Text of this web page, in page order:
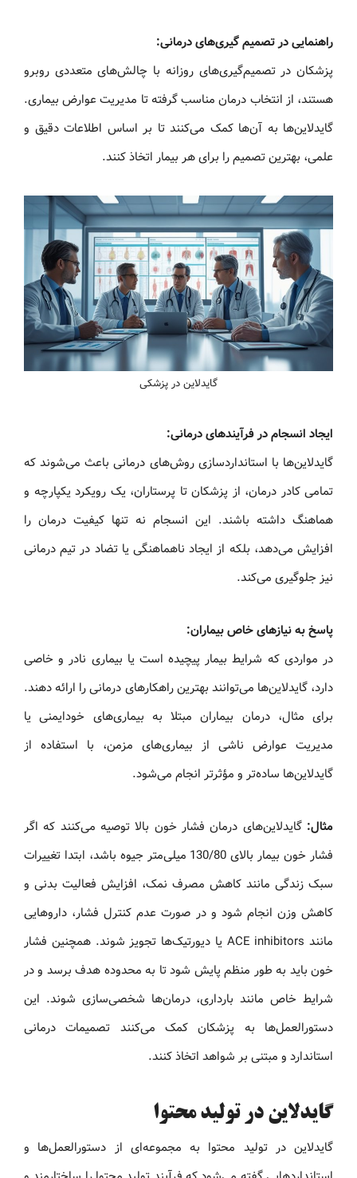
راهنمایی در تصمیم‌ گیری‌های درمانی:
پزشکان در تصمیم‌گیری‌های روزانه با چالش‌های متعددی روبرو
هستند، از انتخاب درمان مناسب گرفته تا مدیریت عوارض بیماری.
گایدلاین‌ها به آن‌ها کمک می‌کنند تا بر اساس اطلاعات دقیق و
علمی، بهترین تصمیم را برای هر بیمار اتخاذ کنند.
گایدلاین در پزشکی
ایجاد انسجام در فرآیندهای درمانی:
گایدلاین‌ها با استانداردسازی روش‌های درمانی باعث می‌شوند که
تمامی کادر درمان، از پزشکان تا پرستاران، یک رویکرد یکپارچه و
هماهنگ داشته باشند. این انسجام نه تنها کیفیت درمان را
افزایش می‌دهد، بلکه از ایجاد ناهماهنگی یا تضاد در تیم درمانی
نیز جلوگیری می‌کند.
پاسخ به نیازهای خاص بیماران:
در مواردی که شرایط بیمار پیچیده است یا بیماری نادر و خاصی
دارد، گایدلاین‌ها می‌توانند بهترین راهکارهای درمانی را ارائه دهند.
برای مثال، درمان بیماران مبتلا به بیماری‌های خودایمنی یا
مدیریت عوارض ناشی از بیماری‌های مزمن، با استفاده از
گایدلاین‌ها ساده‌تر و مؤثرتر انجام می‌شود.
مثال: گایدلاین‌های درمان فشار خون بالا توصیه می‌کنند که اگر
فشار خون بیمار بالای 130/80 میلی‌متر جیوه باشد، ابتدا تغییرات
سبک زندگی مانند کاهش مصرف نمک، افزایش فعالیت بدنی و
کاهش وزن انجام شود و در صورت عدم کنترل فشار، داروهایی
مانند ACE inhibitors یا دیورتیک‌ها تجویز شوند. همچنین فشار
خون باید به طور منظم پایش شود تا به محدوده هدف برسد و در
شرایط خاص مانند بارداری، درمان‌ها شخصی‌سازی شوند. این
دستورالعمل‌ها به پزشکان کمک می‌کنند تصمیمات درمانی
استاندارد و مبتنی بر شواهد اتخاذ کنند.
گایدلاین در تولید محتوا
گایدلاین در تولید محتوا به مجموعه‌ای از دستورالعمل‌ها و